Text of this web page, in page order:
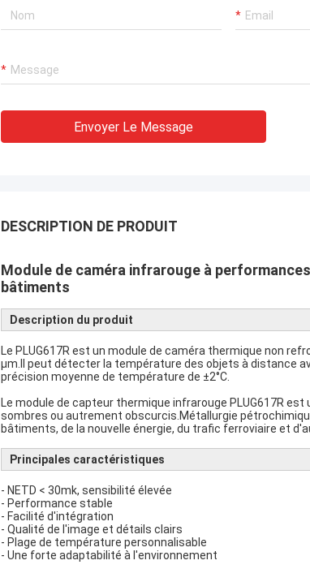
Envoyer Le Message
DESCRIPTION DE PRODUIT
Module de caméra infrarouge à
bâtiments
Description du produit
Le PLUG617R est un module de caméra thermique non
μm.Il peut détecter la température des objets à distance
précision moyenne de température de ±2°C.
Le module de capteur thermique infrarouge PLUG617R
sombres ou autrement obscurcis.Métallurgie
bâtiments, de la nouvelle énergie, du trafic ferroviaire et
Principales caractéristiques
- NETD < 30mk, sensibilité élevée
- Performance stable
- Facilité d'intégration
- Qualité de l'image et détails clairs
- Plage de température personnalisable
- Une forte adaptabilité à l'environnement